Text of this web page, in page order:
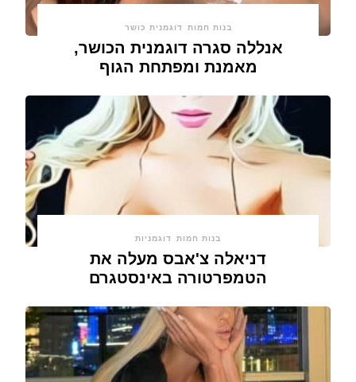
בנות חמות דוגמנית כושר
אנללה סגרה דוגמנית הכושר,
מאמנת ומפתחת הגוף
בנות חמות דוגמניות
דניאלה צ'אבס מעלה את
הטמפרטורה באינסטגרם